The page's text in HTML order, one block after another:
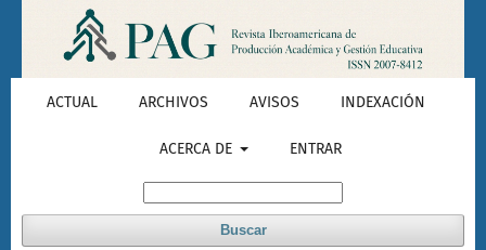
ACTUAL ARCHIVOS AVISOS INDEXACIÓN
ACERCA DE ENTRAR
Buscar